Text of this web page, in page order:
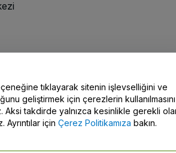
/ Bize Ulaşın
tıklayarak sitenin işlevselliğini ve
geliştirmek için çerezlerin kullanılmasını
Aksi takdirde yalnızca kesinlikle gerekli
için Çerez Politikamıza bakın.